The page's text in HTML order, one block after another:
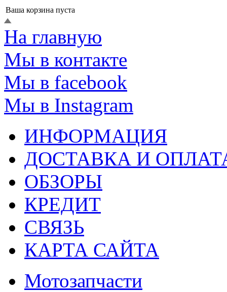
Ваша корзина пуста
На главную
Мы в контакте
Мы в facebook
Мы в Instagram
ИНФОРМАЦИЯ
ДОСТАВКА И
ОБЗОРЫ
КРЕДИТ
СВЯЗЬ
КАРТА САЙТА
Мотозапчасти